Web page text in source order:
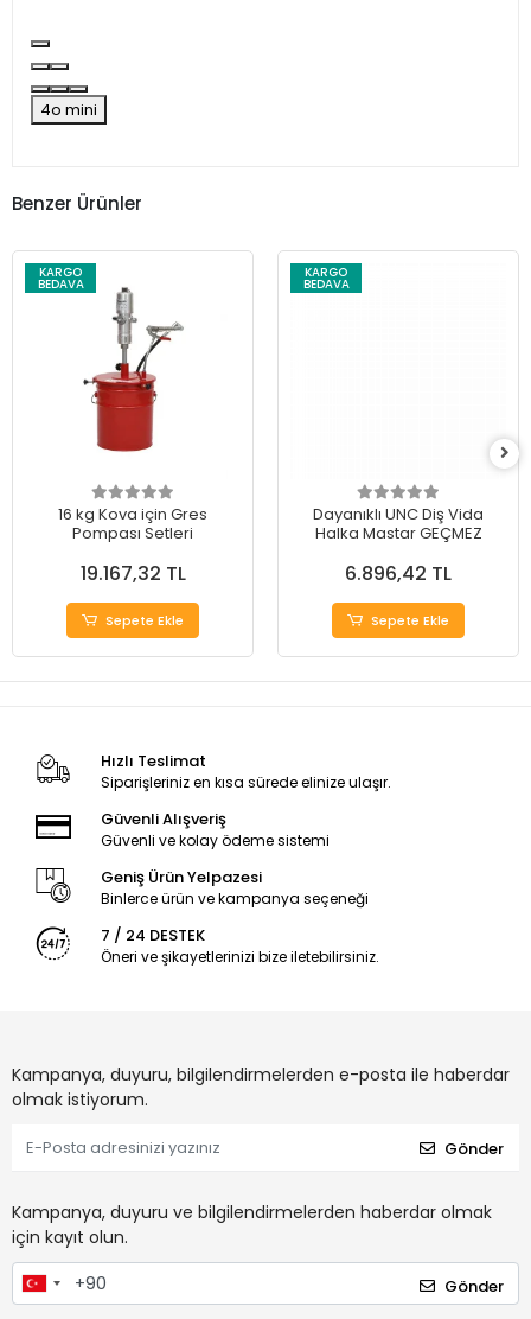
4o mini
Benzer Ürünler
KARGO
BEDAVA
16 kg Kova için Gres
Pompası Setleri
19.167,32 TL
Sepete Ekle
KARGO
BEDAVA
Dayanıklı UNC Diş Vida
Halka Mastar GEÇMEZ
6.896,42 TL
Sepete Ekle
Hızlı Teslimat
Siparişleriniz en kısa sürede elinize ulaşır.
Güvenli Alışveriş
Güvenli ve kolay ödeme sistemi
Geniş Ürün Yelpazesi
Binlerce ürün ve kampanya seçeneği
7 / 24 DESTEK
Öneri ve şikayetlerinizi bize iletebilirsiniz.
Kampanya, duyuru, bilgilendirmelerden e-posta ile haberdar
olmak istiyorum.
Gönder
Kampanya, duyuru ve bilgilendirmelerden haberdar olmak
için kayıt olun.
Gönder